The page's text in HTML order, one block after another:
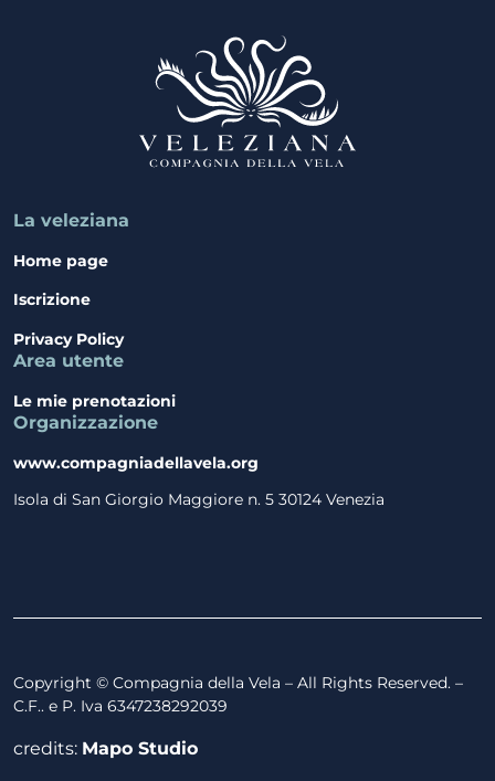
La veleziana
Home page
Iscrizione
Privacy Policy
Area utente
Le mie prenotazioni
Organizzazione
www.compagniadellavela.org
Isola di San Giorgio Maggiore n. 5 30124 Venezia
Copyright © Compagnia della Vela – All Rights Reserved. –
C.F.. e P. Iva 6347238292039
credits: Mapo Studio